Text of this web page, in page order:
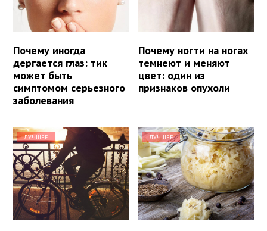
Почему иногда
дергается глаз: тик
может быть
симптомом серьезного
заболевания
Почему ногти на ногах
темнеют и меняют
цвет: один из
признаков опухоли
ЛУЧШЕЕ ЛУЧШЕЕ